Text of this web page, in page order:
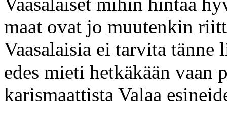
maat ovat jo muutenkin
Vaasalaisia ei tarvita tänne
edes mieti hetkäkään vaan
karismaattista Valaa